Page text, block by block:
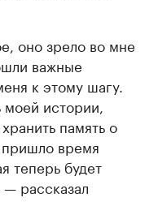
оно зрело во мне
важные
к этому шагу.
истории,
память о
время
теперь будет
рассказал